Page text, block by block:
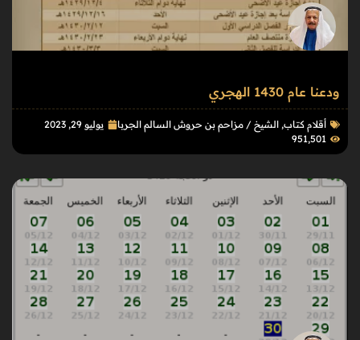
ودعنا عام 1430 الهجري
أقلام كتاب, الشيخ / مزاحم بن حروش السالم الجربا
يوليو 29, 2023
951٬501